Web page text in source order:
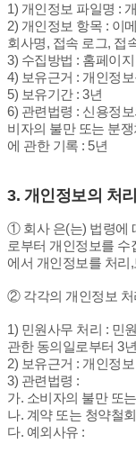
1) 개인정보 파일명 :
2) 개인정보 항목 : 이
회사명, 접속 로그, 접
3) 수집방법 : 홈페이지
4) 보유근거 : 개인정
5) 보유기간 : 3년
6) 관련법령 : 신용정
비자의 불만 또는 분
에 관한 기록 : 5년
3. 개인정보의 처
① 회사 은(는) 법령에
로부터 개인정보를 수
에서 개인정보를 처리
② 각각의 개인정보 처
1) 민원사무 처리 : 민
관한 동의일로부터 3
2) 보유근거 : 개인정
3) 관련법령 :
가. 소비자의 불만 또
나. 계약 또는 청약철
다. 예외사유 :